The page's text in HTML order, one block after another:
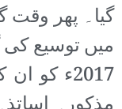
گیا۔ پھر وقت
2017ء کو